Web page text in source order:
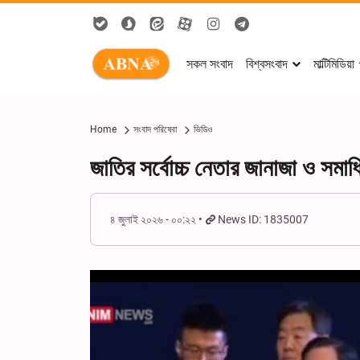
সকল সংবাদ বিশ্বসংবাদ মাল্টিমিডিয়া
Home সংবাদ পরিষেবা ভিডিও
জাতির সর্বোচ্চ নেতার জানাজা ও
৪ জুলাই ২০২৬ - ০০:২২ News ID: 1835007